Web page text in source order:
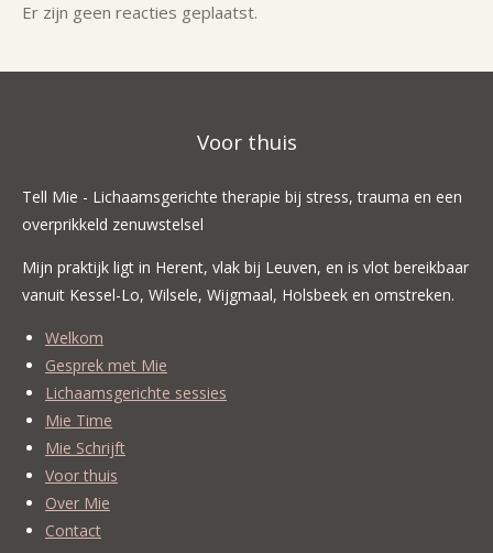
Er zijn geen reacties geplaatst.
Voor thuis
Tell Mie - Lichaamsgerichte therapie bij stress, trauma en een
overprikkeld zenuwstelsel
Mijn praktijk ligt in Herent, vlak bij Leuven, en is vlot bereikbaar
vanuit Kessel-Lo, Wilsele, Wijgmaal, Holsbeek en omstreken.
Welkom
Gesprek met Mie
Lichaamsgerichte sessies
Mie Time
Mie Schrijft
Voor thuis
Over Mie
Contact